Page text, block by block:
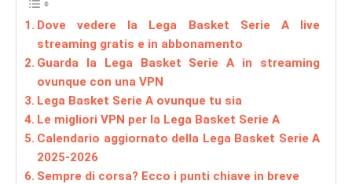
Dove vedere la Lega Basket Serie A live
streaming gratis e in abbonamento
Guarda la Lega Basket Serie A in streaming
ovunque con una VPN
Lega Basket Serie A ovunque tu sia
Le migliori VPN per la Lega Basket Serie A
Calendario aggiornato della Lega Basket Serie A
2025-2026
Sempre di corsa? Ecco i punti chiave in breve